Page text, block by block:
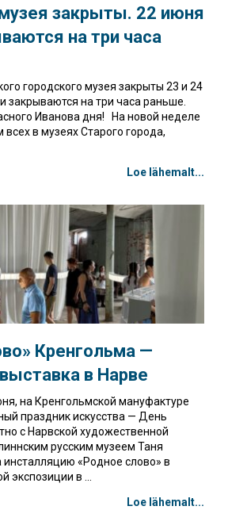
закрыты. 22 июня
на три часа
городского музея закрыты 23 и 24
закрываются на три часа раньше.
Иванова дня! На новой неделе
всех в музеях Старого города,
Loe lähemalt...
Кренгольма —
в Нарве
на Кренгольмской мануфактуре
праздник искусства — День
с Нарвской художественной
русским музеем Таня
инсталляцию «Родное слово» в
экспозиции в ...
Loe lähemalt...